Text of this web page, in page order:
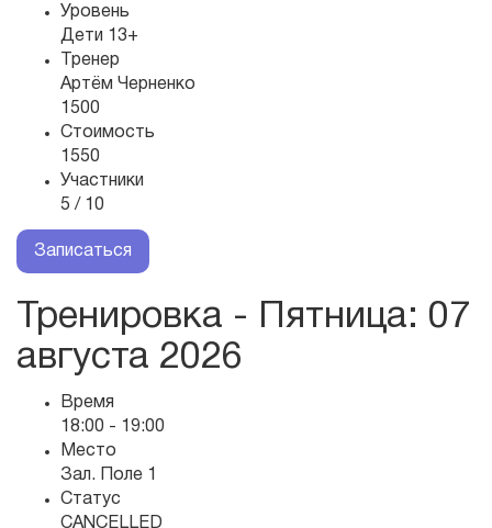
Уровень
Дети 13+
Тренер
Артём Черненко
1500
Стоимость
1550
Участники
5 / 10
Записаться
Тренировка - Пятница: 07
августа 2026
Время
18:00 - 19:00
Место
Зал. Поле 1
Статус
CANCELLED